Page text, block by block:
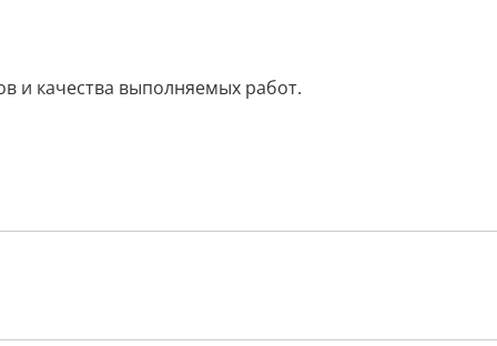
и качества выполняемых работ.